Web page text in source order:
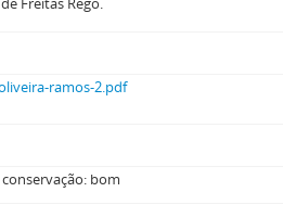
ramos-2.pdf
bom